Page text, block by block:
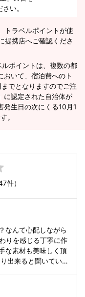
い。
トラベルポイントが使
提携店へご確認くださ
ポイントは、複数の都
おいて、宿泊費へのト
でとなりますのでご注
に認定された自治体が
発生日の次にくる10月1
。
件）
なんて心配しながら
りを感じる丁寧に作
な素材も美味しく頂
出来ると聞いていま
いのかもしれませ